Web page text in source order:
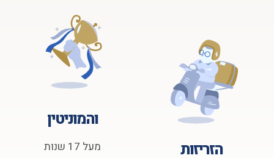
הזריזות
והמוניטין
מעל 17 שנות